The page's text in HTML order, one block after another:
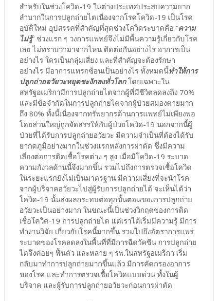
สำหรับในช่วงโควิด-19 ในต่างประเทศประสบความยาก
ลำบากในการปลูกถ่ายไตเนื่องจากโรคโควิด-19 เป็นโรค
อุบัติใหม่ อุปสรรคที่สำคัญที่สุดช่วงโควิดระบาดคือ “ความ
ไม่รู้” ช่วงแรก ๆ วงการแพทย์จึงไม่มีพื้นความรู้เกี่ยวกับโรค
เลย ไม่ทราบว่ามาจากไหน ติดต่อกันอย่างไร อาการเป็น
อย่างไร ใครเป็นกลุ่มเสี่ยง และที่สำคัญจะต้องรักษา
อย่างไร มีอาการแทรกซ้อนเป็นอย่างไร ทั้งหมดนี้ทำให้การ
ปลูกถ่ายอวัยวะหยุดชะงักลงทั่วโลกโดยเฉพาะใน
สหรัฐอเมริกามีการปลูกถ่ายไตจากผู้ที่มีชีวิตลดลงถึง 70%
และมีข้อจำกัดในการปลูกถ่ายไตจากผู้ป่วยสมองตายมาก
ถึง 80% ทั้งนี้เนื่องจากทรัพยากรด้านการแพทย์ไม่เพียงพอ
โดยส่วนใหญ่ถูกจัดสรรให้กับผู้ป่วยโควิด-19 นอกจากนี้ผู้
ป่วยที่ได้รับการปลูกถ่ายอวัยวะ มีความจำเป็นที่ต้องได้รับ
ยากดภูมิอย่างมากในช่วงแรกหลังการผ่าตัด ซึ่งมีความ
เสี่ยงต่อการติดเชื้อโรคต่าง ๆ สูง เมื่อมีโควิด-19 ระบาด
ความกังวลด้านนี้จึงมากขึ้น รวมไปถึงการตรวจเชื้อโควิด
ในระยะแรกยังไม่เป็นมาตรฐาน มีความเสี่ยงที่จะนำโรค
จากผู้บริจาคอวัยวะไปสู่ผู้รับการปลูกถ่ายได้ จะเห็นได้ว่า
โควิด-19 นั้นส่งผลกระทบต่อทุกขั้นตอนของการปลูกถ่าย
อวัยวะเป็นอย่างมาก ในขณะนี้เป็นช่วงวิกฤตของการติด
เชื้อโควิด-19 การปลูกถ่ายไต แต่เราได้เริ่มมีความรู้ มีการ
ทำงานวิจัย เกี่ยวกับโรคนี้มากขึ้น รวมไปถึงอัตราการแพร่
ระบาดของโรคลดลงในพื้นที่ที่มีการฉีดวัคซีน การปลูกถ่าย
ไตจึงค่อยๆ ฟื้นตัว และหลาย ๆ รพ.ในสหรัฐอเมริกา เริ่ม
กลับมาทำการปลูกถ่ายมากขึ้นแล้ว มีการคัดกรองอาการ
ของโรค และทำการตรวจเชื้อโควิดแบบด่วน ทั้งในผู้
บริจาค และผู้รับการปลูกถ่ายอวัยวะก่อนการผ่าตัด